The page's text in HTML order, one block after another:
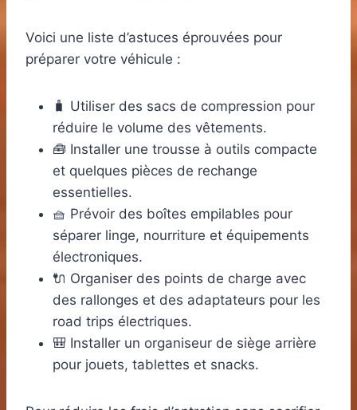
Voici une liste d’astuces éprouvées pour
préparer votre véhicule :
🧳 Utiliser des sacs de compression pour
réduire le volume des vêtements.
🧰 Installer une trousse à outils compacte
et quelques pièces de rechange
essentielles.
🧺 Prévoir des boîtes empilables pour
séparer linge, nourriture et équipements
électroniques.
🔌 Organiser des points de charge avec
des rallonges et des adaptateurs pour les
road trips électriques.
🎒 Installer un organiseur de siège arrière
pour jouets, tablettes et snacks.